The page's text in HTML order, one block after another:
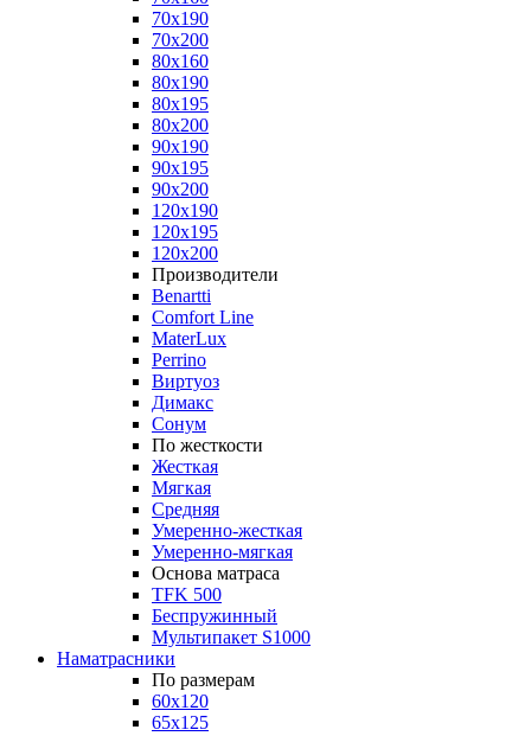
70x190
70x200
80x160
80x190
80x195
80x200
90x190
90x195
90x200
120x190
120x195
120x200
Производители
Benartti
Comfort Line
MaterLux
Perrino
Виртуоз
Димакс
Сонум
По жесткости
Жесткая
Мягкая
Средняя
Умеренно-жесткая
Умеренно-мягкая
Основа матраса
TFK 500
Беспружинный
Мультипакет S1000
Наматрасники
По размерам
60x120
65x125